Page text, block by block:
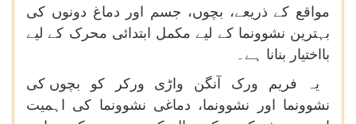
مواقع کے ذریعے، بچوں، جسم اور دماغ دونوں کی
بہترین نشوونما کے لیے مکمل ابتدائی محرک کے لیے
بااختیار بنانا ہے۔
یہ
فریم ورک آنگن واڑی ورکر کو بچوں کی
نشوونما
اور نشوونما، دماغی نشوونما کی
اہمیت